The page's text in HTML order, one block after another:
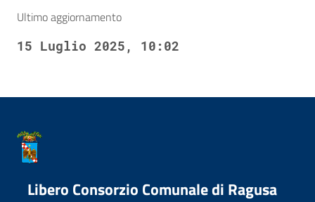
Ultimo aggiornamento
15 Luglio 2025, 10:02
Libero Consorzio Comunale di Ragusa